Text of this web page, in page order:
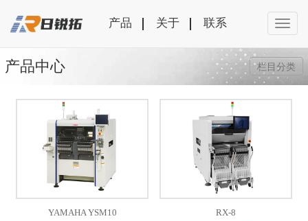
产品 关于 联系
栏目分类
产品中心
YAMAHA YSM10 RX-8